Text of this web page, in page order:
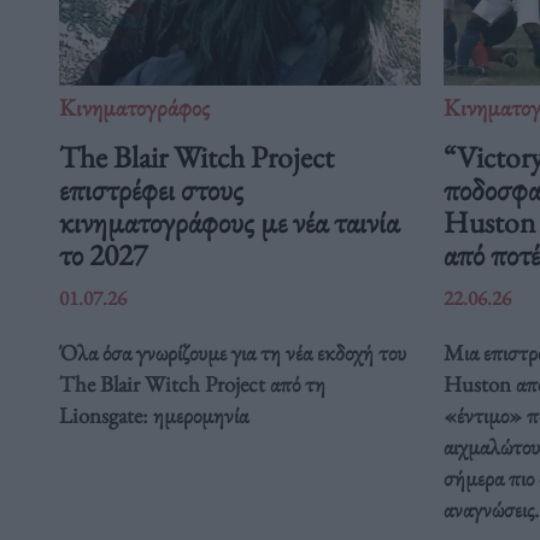
Κινηματογράφος
The Blair Witch Project
επιστρέφει στους
κινηματογράφους με νέα ταινία
το 2027
01.07.26
Όλα όσα γνωρίζουμε για τη νέα εκδοχή του
The Blair Witch Project από τη
Lionsgate: ημερομηνία
Huston
από ποτέ
22.06.26
Μια
Huston
«έντιμο»
σήμερα πιο
αναγνώσεις.